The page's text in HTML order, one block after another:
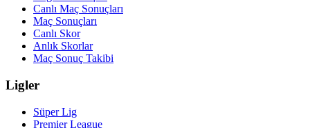
Canlı Maç Sonuçları
Maç Sonuçları
Canlı Skor
Anlık Skorlar
Maç Sonuç Takibi
Ligler
Süper Lig
Premier League